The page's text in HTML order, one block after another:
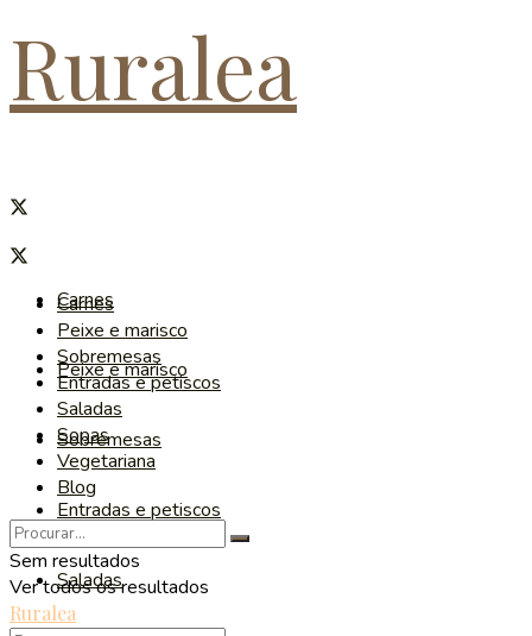
Ruralea
Carnes
Peixe e marisco
Sobremesas
Entradas e petiscos
Saladas
Carnes
Peixe e marisco
Sobremesas
Entradas e petiscos
Saladas
Sopas
Vegetariana
Blog
Sem resultados
Ver todos os resultados
Ruralea